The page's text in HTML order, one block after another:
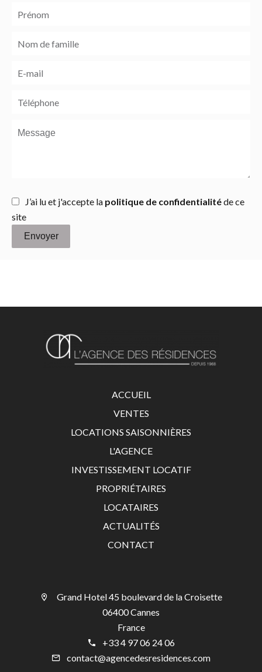
J’ai lu et j'accepte la politique de confidentialitéde ce
site
Envoyer
ACCUEIL
VENTES
LOCATIONS SAISONNIÈRES
L'AGENCE
INVESTISSEMENT LOCATIF
PROPRIÉTAIRES
LOCATAIRES
ACTUALITÉS
CONTACT
Grand Hotel 45 boulevard de la Croisette
06400 Cannes
France
+33 4 97 06 24 06
contact@agencedesresidences.com